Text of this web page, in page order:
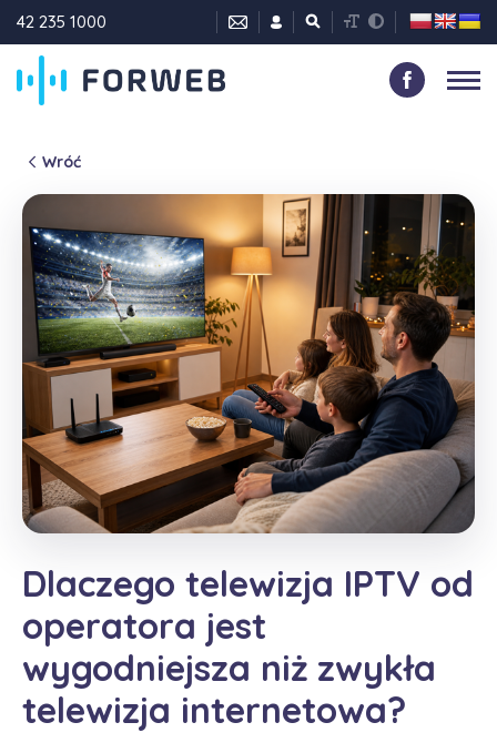
42 235 1000
Wróć
Dlaczego telewizja IPTV od
operatora jest
wygodniejsza niż zwykła
telewizja internetowa?